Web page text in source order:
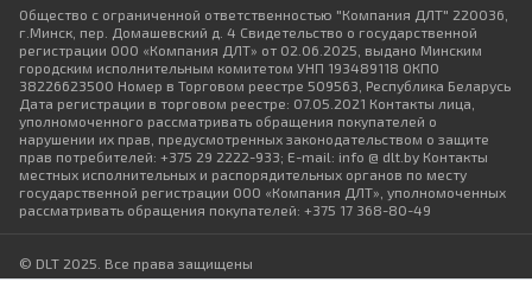
Общество с ограниченной ответственностью "Компания ДЛТ" 220036,
г.Минск, пер. Домашевский д. 4 Свидетельство о государственной
регистрации ООО «Компания ДЛТ» от 02.06.2025, выдано Минским
городским исполнительным комитетом УНП 193489118 ОКПО
38226623500 Номер в Торговом реестре 509563, Республика Беларусь
Дата регистрации в торговом реестре: 07.05.2021 Контакты лица,
уполномоченного рассматривать обращения покупателей о
нарушении их прав, предусмотренных законодательством о защите
прав потребителей: +375 29 2222-933; E-mail: info @ dlt.by Контакты
местных исполнительных и распорядительных органов по месту
государственной регистрации ООО «Компания ДЛТ», уполномоченных
рассматривать обращения покупателей: +375 17 368-80-49
© DLT 2025. Все права защищены
Политика конфиденциальности